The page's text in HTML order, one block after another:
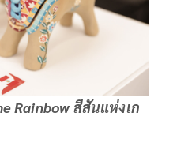
Rainbow สีสันแห่งเก